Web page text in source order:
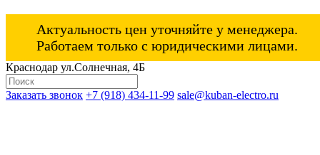
Актуальность цен уточняйте у менеджера.
Работаем только с юридическими лицами.
Краснодар ул.Солнечная, 4Б
Заказать звонок +7 (918) 434-11-99 sale@kuban-electro.ru